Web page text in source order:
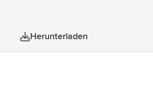
Herunterladen